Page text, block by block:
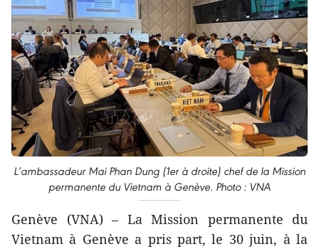
L’ambassadeur Mai Phan Dung (1er à droite) chef de la Mission
permanente du Vietnam à Genève. Photo : VNA
Genève (VNA) – La Mission permanente du
Vietnam à Genève a pris part, le 30 juin, à la